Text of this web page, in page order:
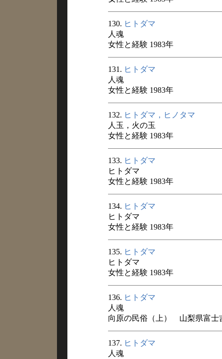
130. ヒトダマ
人魂
女性と経験 1983年
131. ヒトダマ
人魂
女性と経験 1983年
132. ヒトダマ，ヒノタマ
人玉，火の玉
女性と経験 1983年
133. ヒトダマ
ヒトダマ
女性と経験 1983年
134. ヒトダマ
ヒトダマ
女性と経験 1983年
135. ヒトダマ
ヒトダマ
女性と経験 1983年
136. ヒトダマ
人魂
向原の民俗（上） 山梨県富士
137. ヒトダマ
人魂